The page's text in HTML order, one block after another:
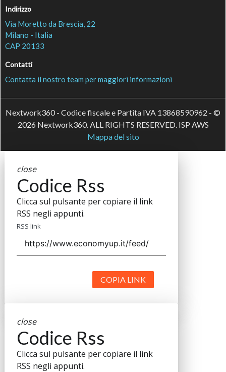
Indirizzo
Via Moretto da Brescia, 22
Milano - Italia
CAP 20133
Contatti
Contatta il nostro team per maggiori informazioni
Nextwork360 - Codice fiscale e Partita IVA 13868590962 - ©
2026 Nextwork360. ALL RIGHTS RESERVED. ISP AWS
Mappa del sito
close
Codice Rss
Clicca sul pulsante per copiare il link
RSS negli appunti.
RSS link
COPIA LINK
close
Codice Rss
Clicca sul pulsante per copiare il link
RSS negli appunti.